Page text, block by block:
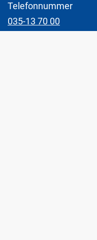
Telefonnummer
035-13 70 00